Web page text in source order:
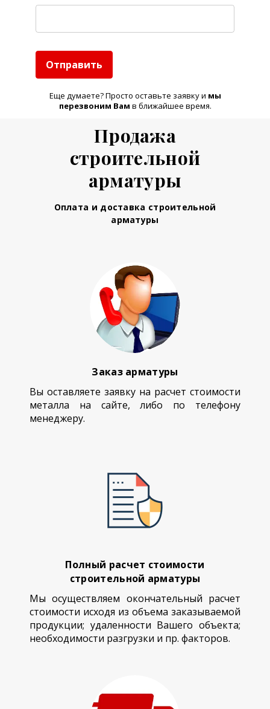
Отправить
Еще думаете? Просто оставьте заявку и мы
перезвоним Вам в ближайшее время.
Продажа
строительной
арматуры
Оплата и доставка строительной
арматуры
Заказ арматуры
Вы оставляете заявку на расчет стоимости
металла на сайте, либо по телефону
менеджеру.
Полный расчет стоимости
строительной арматуры
Мы осуществляем окончательный расчет
стоимости исходя из объема заказываемой
продукции; удаленности Вашего объекта;
необходимости разгрузки и пр. факторов.